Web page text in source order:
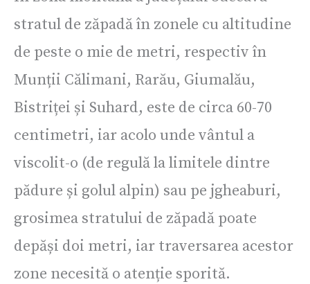
stratul de zăpadă în zonele cu altitudine
de peste o mie de metri, respectiv în
Munții Călimani, Rarău, Giumalău,
Bistriței și Suhard, este de circa 60-70
centimetri, iar acolo unde vântul a
viscolit-o (de regulă la limitele dintre
pădure și golul alpin) sau pe jgheaburi,
grosimea stratului de zăpadă poate
depăși doi metri, iar traversarea acestor
zone necesită o atenție sporită.